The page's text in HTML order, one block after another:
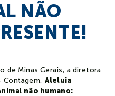
NÃO
de Minas Gerais, a diretora
Contagem,Aleluia
não humano: